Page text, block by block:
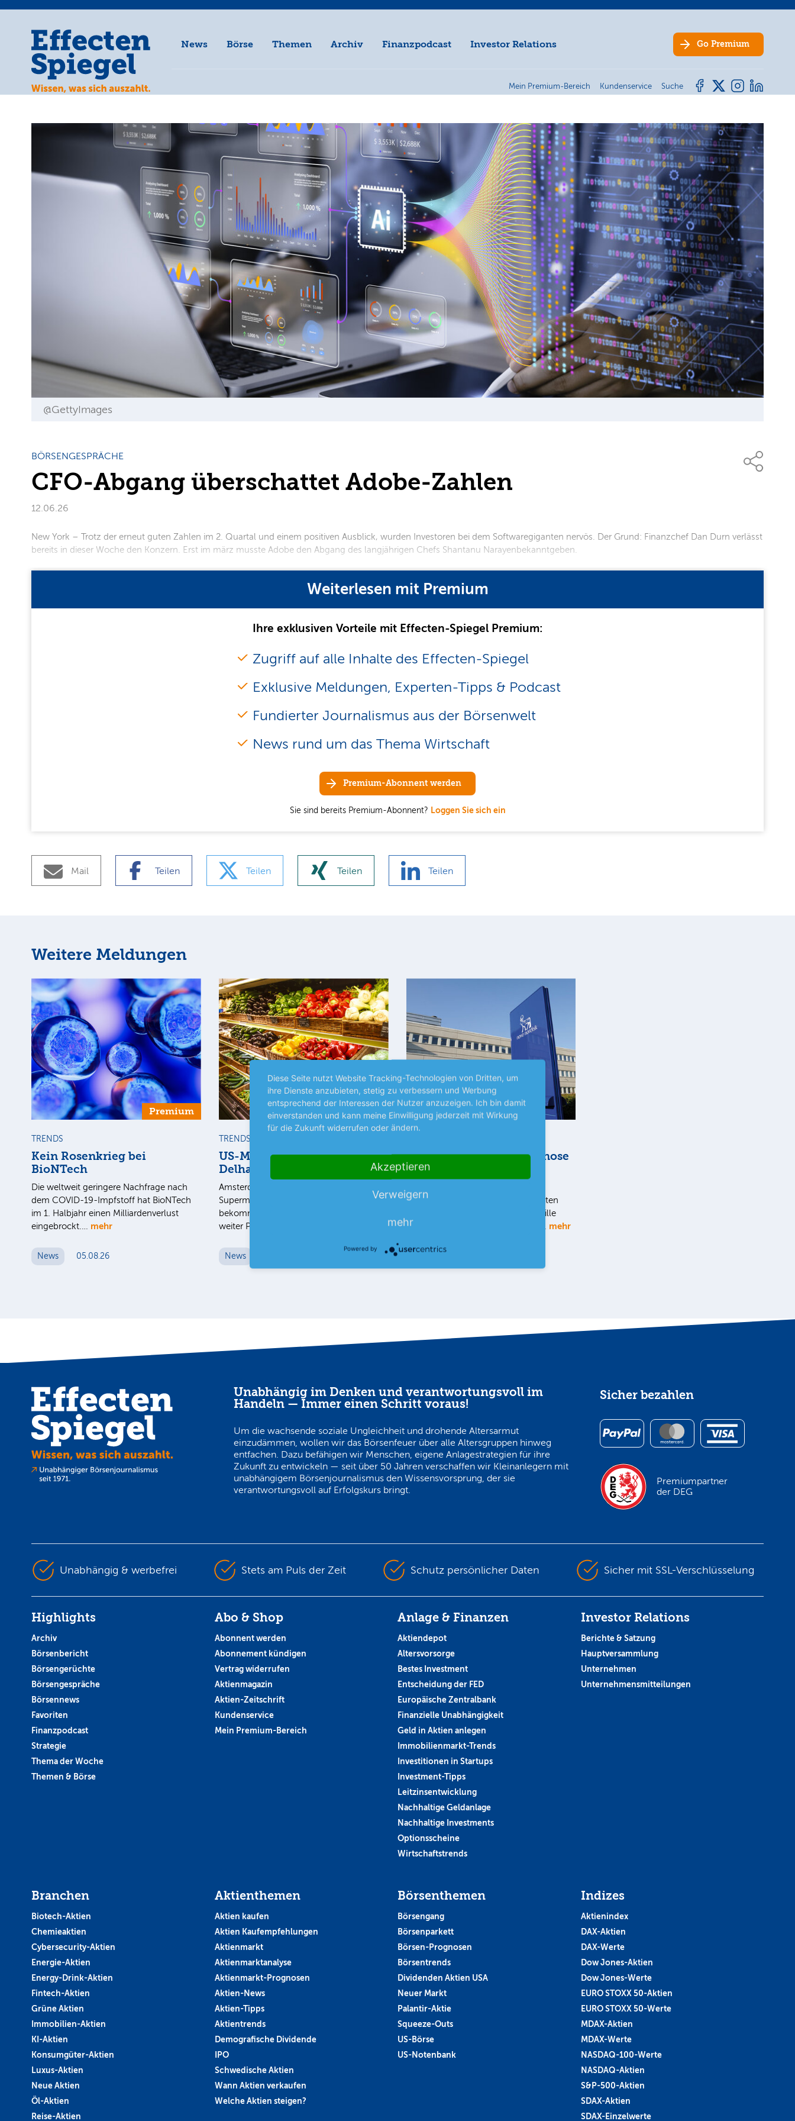
News Börse Themen Archiv Finanzpodcast Investor Relations Go Premium
Mein Premium-Bereich Kundenservice Suche
@GettyImages
BÖRSENGESPRÄCHE
CFO-Abgang überschattet Adobe-Zahlen
12.06.26
New York – Trotz der erneut guten Zahlen im 2. Quartal und einem positiven Ausblick, wurden Investoren bei dem Softwaregiganten nervös. Der Grund: Finanzchef Dan Durn verlässt
bereits in dieser Woche den Konzern. Erst im märz musste Adobe den Abgang des langjährigen Chefs Shantanu Narayenbekanntgeben.
Weiterlesen mit Premium
Ihre exklusiven Vorteile mit Effecten-Spiegel Premium:
Zugriff auf alle Inhalte des Effecten-Spiegel
Exklusive Meldungen, Experten-Tipps & Podcast
Fundierter Journalismus aus der Börsenwelt
News rund um das Thema Wirtschaft
Premium-Abonnent werden
Sie sind bereits Premium-Abonnent? Loggen Sie sich ein
Mail Teilen Teilen Teilen Teilen
Weitere Meldungen
Premium
TRENDS
Kein Rosenkrieg bei
BioNTech
Die weltweit geringere Nachfrage nach
dem COVID-19-Impfstoff hat BioNTech
im 1. Halbjahr einen Milliardenverlust
eingebrockt.… mehr
News 05.08.26
Premium
TRENDS
US-Markt belastet Ahold
Delhaize
Amsterdam – Der niederländische
Supermarktbetreiber Ahold Delhaize
bekommt im schwierigen US-Markt
weiter Preisdruck zu spüren.…
News
Novo Nordisk hebt Prognose
erneut an
Pharmakonzern hat wegen des guten
Marktstarts der Wegovy-Abnehmpille
erneut seine Prognose erhöht. So… mehr
Unabhängig im Denken und verantwortungsvoll im
Handeln — Immer einen Schritt voraus!
Um die wachsende soziale Ungleichheit und drohende Altersarmut
einzudämmen, wollen wir das Börsenfeuer über alle Altersgruppen hinweg
entfachen. Dazu befähigen wir Menschen, eigene Anlagestrategien für ihre
Zukunft zu entwickeln — seit über 50 Jahren verschaffen wir Kleinanlegern mit
unabhängigem Börsenjournalismus den Wissensvorsprung, der sie
verantwortungsvoll auf Erfolgskurs bringt.
Sicher bezahlen
Premiumpartner
der DEG
Unabhängig & werbefrei Stets am Puls der Zeit Schutz persönlicher Daten Sicher mit SSL-Verschlüsselung
Highlights
Archiv
Börsenbericht
Börsengerüchte
Börsengespräche
Börsennews
Favoriten
Finanzpodcast
Strategie
Thema der Woche
Themen & Börse
Abo & Shop
Abonnent werden
Abonnement kündigen
Vertrag widerrufen
Aktienmagazin
Aktien-Zeitschrift
Kundenservice
Mein Premium-Bereich
Anlage & Finanzen
Aktiendepot
Altersvorsorge
Bestes Investment
Entscheidung der FED
Europäische Zentralbank
Finanzielle Unabhängigkeit
Geld in Aktien anlegen
Immobilienmarkt-Trends
Investitionen in Startups
Investment-Tipps
Leitzinsentwicklung
Nachhaltige Geldanlage
Nachhaltige Investments
Optionsscheine
Wirtschaftstrends
Investor Relations
Berichte & Satzung
Hauptversammlung
Unternehmen
Unternehmensmitteilungen
Branchen
Biotech-Aktien
Chemieaktien
Cybersecurity-Aktien
Energie-Aktien
Energy-Drink-Aktien
Fintech-Aktien
Grüne Aktien
Immobilien-Aktien
KI-Aktien
Konsumgüter-Aktien
Luxus-Aktien
Neue Aktien
Öl-Aktien
Reise-Aktien
Aktienthemen
Aktien kaufen
Aktien Kaufempfehlungen
Aktienmarkt
Aktienmarktanalyse
Aktienmarkt-Prognosen
Aktien-News
Aktien-Tipps
Aktientrends
Demografische Dividende
IPO
Schwedische Aktien
Wann Aktien verkaufen
Welche Aktien steigen?
Börsenthemen
Börsengang
Börsenparkett
Börsen-Prognosen
Börsentrends
Dividenden Aktien USA
Neuer Markt
Palantir-Aktie
Squeeze-Outs
US-Börse
US-Notenbank
Indizes
Aktienindex
DAX-Aktien
DAX-Werte
Dow Jones-Aktien
Dow Jones-Werte
EURO STOXX 50-Aktien
EURO STOXX 50-Werte
MDAX-Aktien
MDAX-Werte
NASDAQ-100-Werte
NASDAQ-Aktien
S&P-500-Aktien
SDAX-Aktien
SDAX-Einzelwerte
Diese Seite nutzt Website Tracking-Technologien von Dritten, um
ihre Dienste anzubieten, stetig zu verbessern und Werbung
entsprechend der Interessen der Nutzer anzuzeigen. Ich bin damit
einverstanden und kann meine Einwilligung jederzeit mit Wirkung
für die Zukunft widerrufen oder ändern.
Akzeptieren
Verweigern
mehr
Powered by